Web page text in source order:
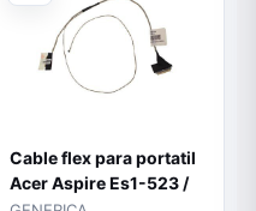
Cable flex para portatil
Acer Aspire Es1-523 /